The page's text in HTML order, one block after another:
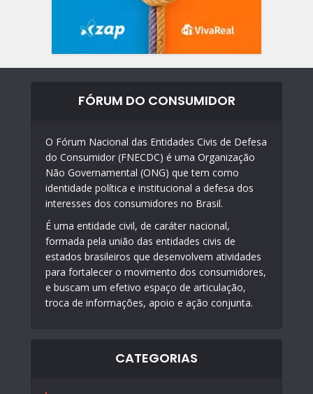
FÓRUM DO CONSUMIDOR
O Fórum Nacional das Entidades Civis de Defesa
do Consumidor (FNECDC) é uma Organização
Não Governamental (ONG) que tem como
identidade política e institucional a defesa dos
interesses dos consumidores no Brasil.
É uma entidade civil, de caráter nacional,
formada pela união das entidades civis de
estados brasileiros que desenvolvem atividades
para fortalecer o movimento dos consumidores,
e buscam um efetivo espaço de articulação,
troca de informações, apoio e ação conjunta.
CATEGORIAS